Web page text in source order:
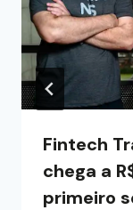
Fintech
chega a
primeiro